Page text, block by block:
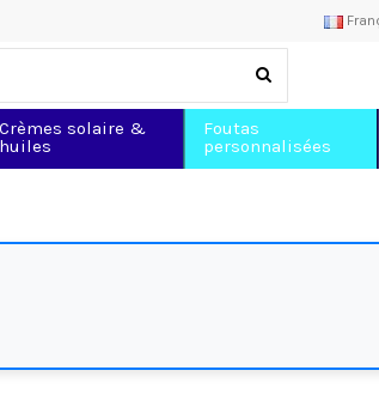
Crèmes solaire &
huiles
Foutas
personnalisées